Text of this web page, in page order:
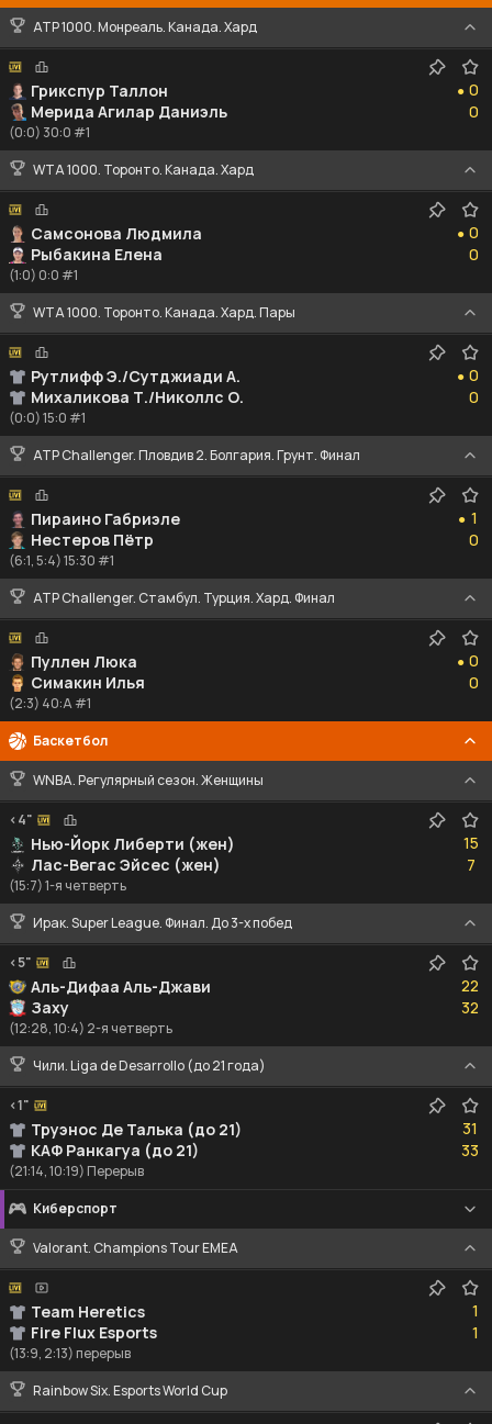
ATP 1000. Монреаль. Канада. Хард
Грикспур Таллон
Мерида Агилар Даниэль
●
0
0
0
0
(0:0) 30:0 #1
WTA 1000. Торонто. Канада. Хард
Самсонова Людмила
Рыбакина Елена
●
0
0
0
0
(1:0) 0:0 #1
WTA 1000. Торонто. Канада. Хард. Пары
Рутлифф Э./Сутджиади А.
Михаликова Т./Николлс О.
●
0
0
0
0
(0:0) 15:0 #1
ATP Challenger. Пловдив 2. Болгария. Грунт. Финал
Пираино Габриэле
Нестеров Пётр
●
1
10
0
(6:1, 5:4) 15:30 #1
ATP Challenger. Стамбул. Турция. Хард. Финал
Пуллен Люка
Симакин Илья
●
0
0
0
0
(2:3) 40:A #1
Баскетбол
WNBA. Регулярный сезон. Женщины
<4"
Нью-Йорк Либерти (жен)
Лас-Вегас Эйсес (жен)
15
15
7
7
(15:7) 1-я четверть
Ирак. Super League. Финал. До 3-х побед
<5"
Аль-Дифаа Аль-Джави
Заху
22
22
32
32
(12:28, 10:4) 2-я четверть
Чили. Liga de Desarrollo (до 21 года)
<1"
Труэнос Де Талька (до 21)
КАФ Ранкагуа (до 21)
31
31
33
33
(21:14, 10:19) Перерыв
Киберспорт
Valorant. Champions Tour EMEA
Team Heretics
Fire Flux Esports
1
11
1
(13:9, 2:13) перерыв
Rainbow Six. Esports World Cup